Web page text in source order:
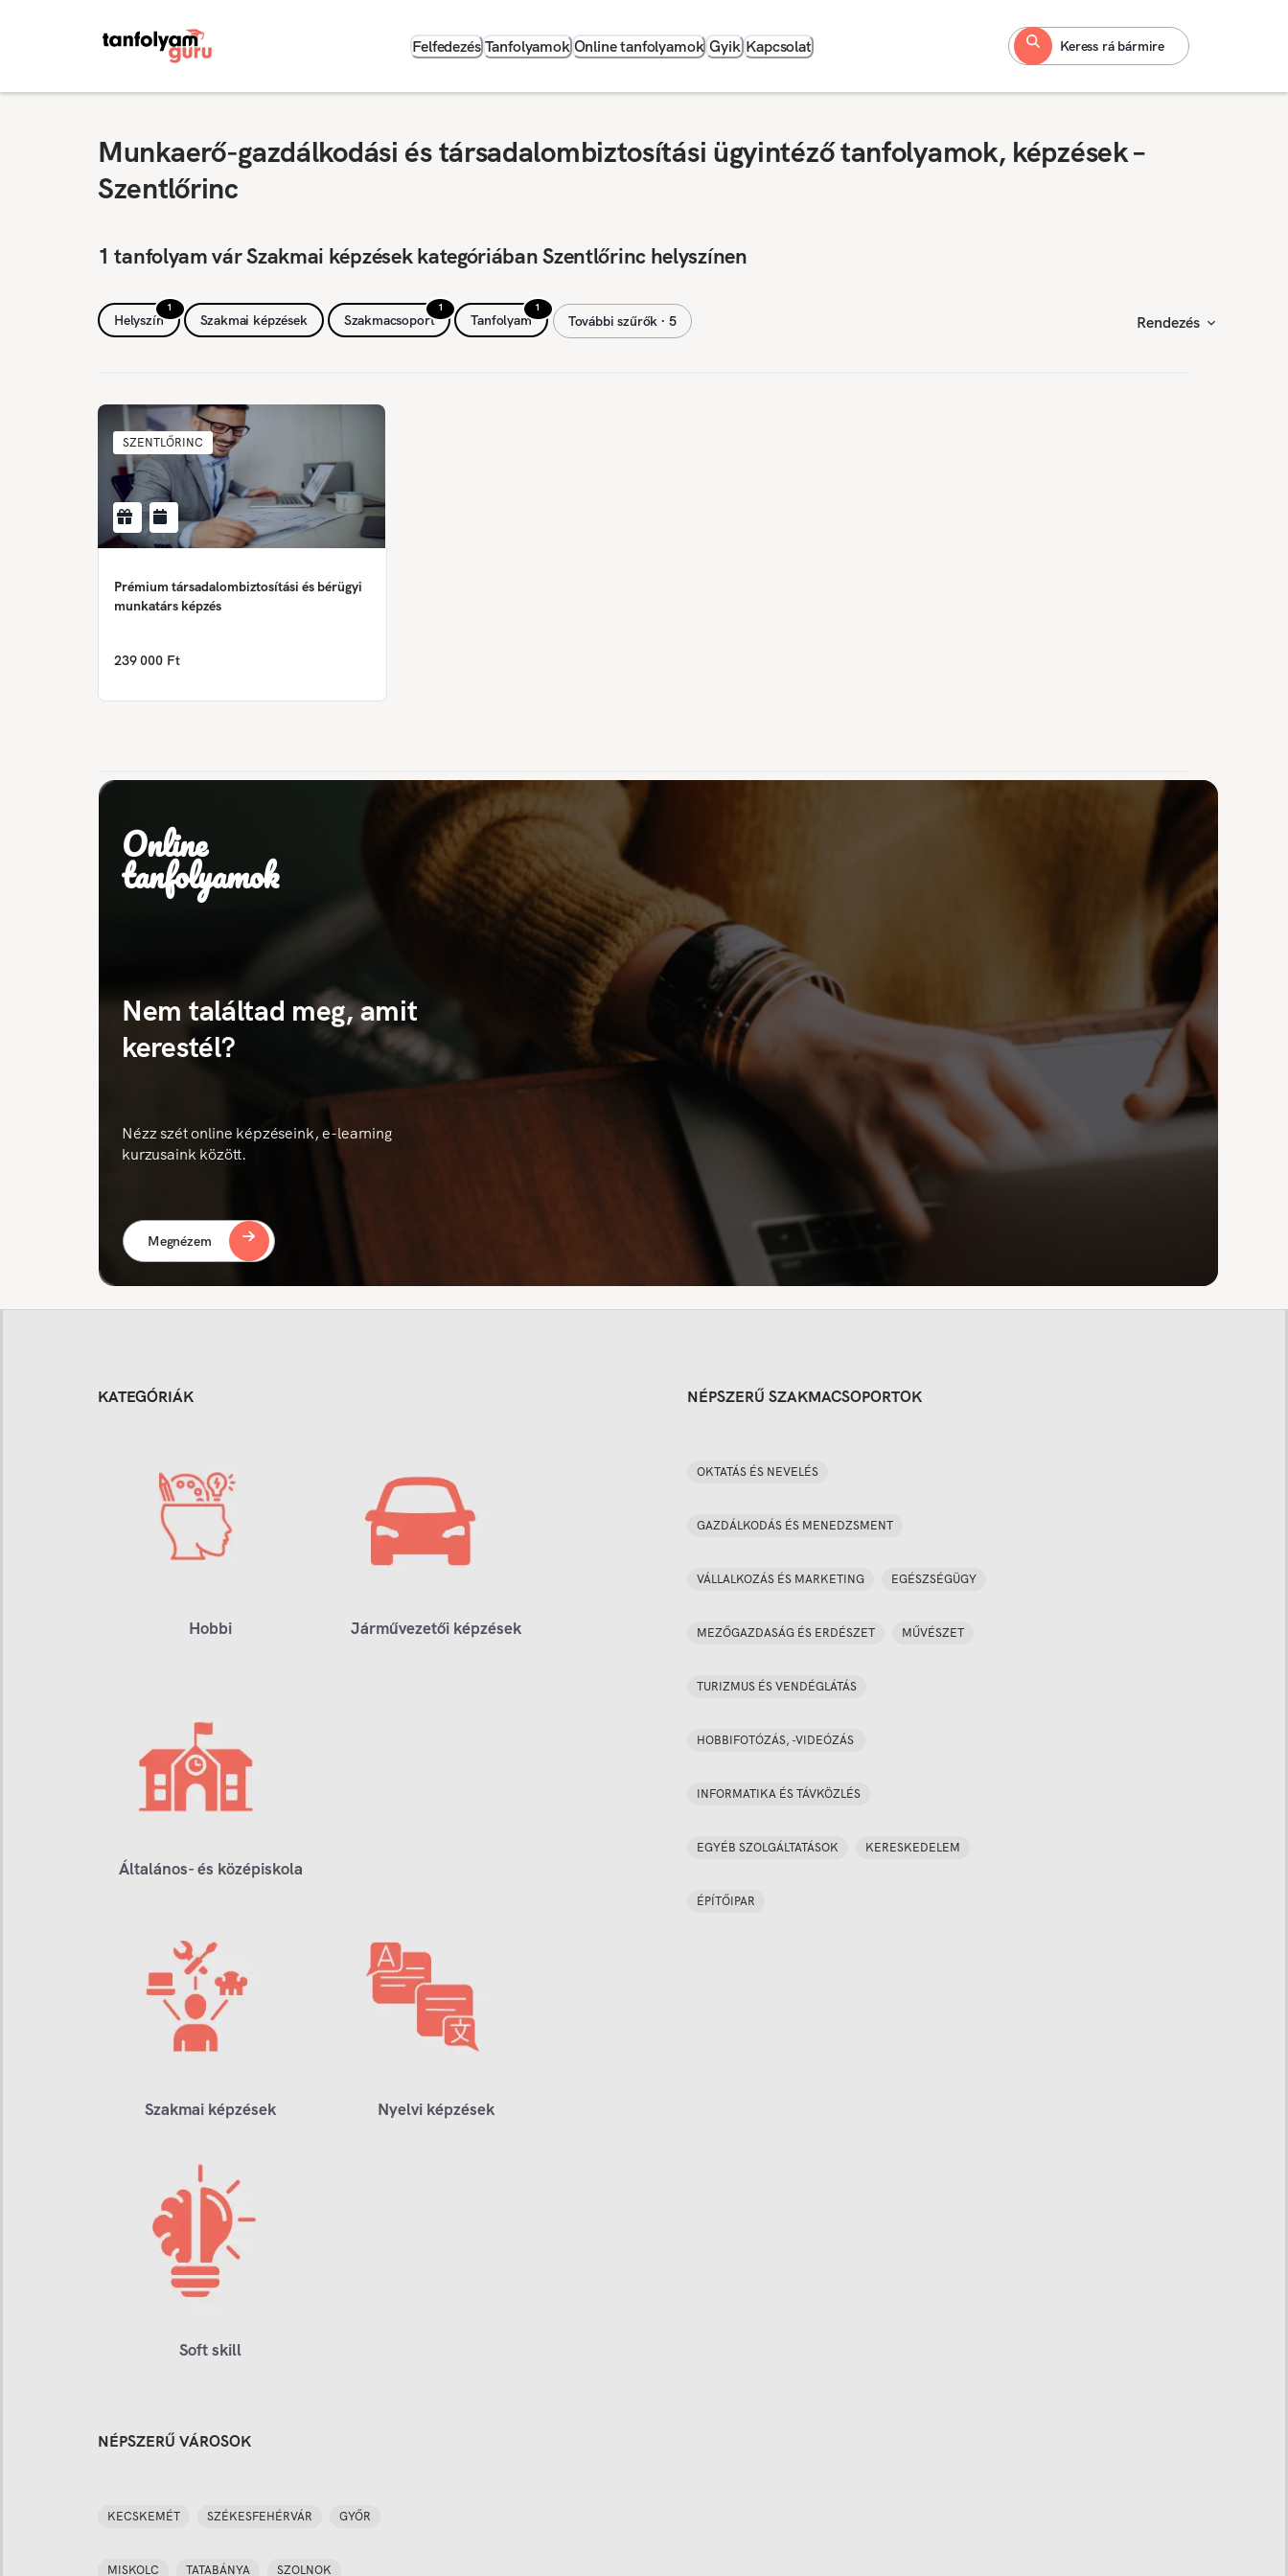
Felfedezés Tanfolyamok Online tanfolyamok Gyik Kapcsolat Keress rá bármire
Munkaerő-gazdálkodási és társadalombiztosítási ügyintéző tanfolyamok, képzések –
Szentlőrinc
1 tanfolyam vár Szakmai képzések kategóriában Szentlőrinc helyszínen
1
Helyszín Szakmai képzések
1
Szakmacsoport
1
Tanfolyam További szűrők ∙ 5 Rendezés
SZENTLŐRINC
Prémium társadalombiztosítási és bérügyi
munkatárs képzés
239 000 Ft
Online
tanfolyamok
Nem találtad meg, amit
kerestél?
Nézz szét online képzéseink, e-learning
kurzusaink között.
Megnézem
KATEGÓRIÁK
Hobbi Járművezetői képzések
Általános- és középiskola
Szakmai képzések Nyelvi képzések
Soft skill
NÉPSZERŰ SZAKMACSOPORTOK
OKTATÁS ÉS NEVELÉS
GAZDÁLKODÁS ÉS MENEDZSMENT
VÁLLALKOZÁS ÉS MARKETING EGÉSZSÉGÜGY
MEZŐGAZDASÁG ÉS ERDÉSZET MŰVÉSZET
TURIZMUS ÉS VENDÉGLÁTÁS
HOBBIFOTÓZÁS, -VIDEÓZÁS
INFORMATIKA ÉS TÁVKÖZLÉS
EGYÉB SZOLGÁLTATÁSOK KERESKEDELEM
ÉPÍTŐIPAR
NÉPSZERŰ VÁROSOK
KECSKEMÉT SZÉKESFEHÉRVÁR GYŐR
MISKOLC TATABÁNYA SZOLNOK